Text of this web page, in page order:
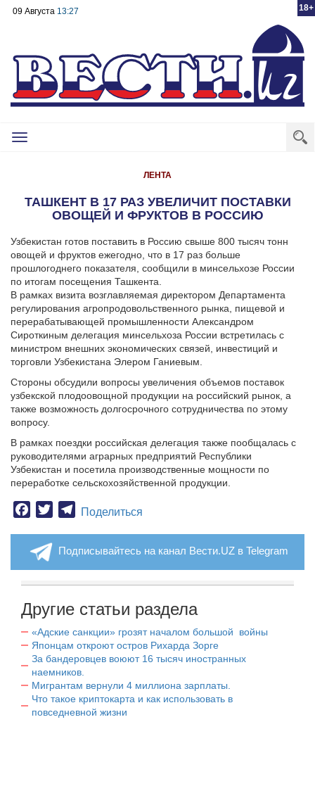
18+
09 Августа 13:27
Toggle
ЛЕНТА
ТАШКЕНТ В 17 РАЗ УВЕЛИЧИТ ПОСТАВКИ
ОВОЩЕЙ И ФРУКТОВ В РОССИЮ
Узбекистан готов поставить в Россию свыше 800 тысяч тонн
овощей и фруктов ежегодно, что в 17 раз больше
прошлогоднего показателя, сообщили в минсельхозе России
по итогам посещения Ташкента.
В рамках визита возглавляемая директором Департамента
регулирования агропродовольственного рынка, пищевой и
перерабатывающей промышленности Александром
Сироткиным делегация минсельхоза России встретилась с
министром внешних экономических связей, инвестиций и
торговли Узбекистана Элером Ганиевым.
Стороны обсудили вопросы увеличения объемов поставок
узбекской плодоовощной продукции на российский рынок, а
также возможность долгосрочного сотрудничества по этому
вопросу.
В рамках поездки российская делегация также пообщалась с
руководителями аграрных предприятий Республики
Узбекистан и посетила производственные мощности по
переработке сельскохозяйственной продукции.
Facebook
TwitterTelegram
Поделиться
Подписывайтесь на канал Вести.UZ в Telegram
Другие статьи раздела
«Адские санкции» грозят началом большой войны
Японцам откроют остров Рихарда Зорге
За бандеровцев воюют 16 тысяч иностранных
наемников.
Мигрантам вернули 4 миллиона зарплаты.
Что такое криптокарта и как использовать в
повседневной жизни